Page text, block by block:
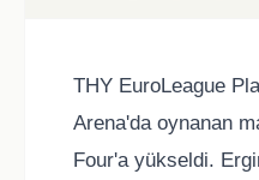
THY EuroLeague
Arena'da oynanan
Four'a yükseldi.